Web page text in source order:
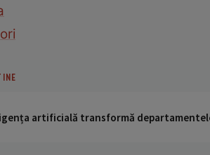
artificială transformă